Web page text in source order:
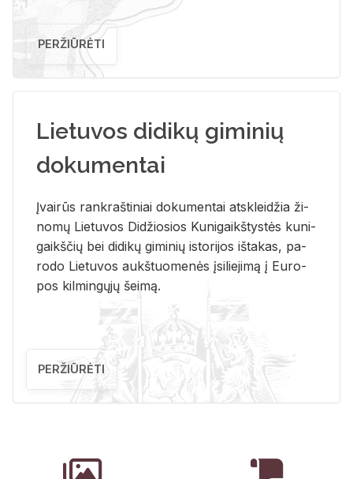
PERŽIŪRĖTI
Lietuvos didikų giminių
dokumentai
Įvai­rūs rank­raš­ti­niai do­ku­men­tai at­sklei­džia ži­
no­mų Lie­tu­vos Di­džio­sios Ku­ni­gaikš­tys­tės ku­ni­
gaikš­čių bei di­di­kų gi­mi­nių is­to­ri­jos iš­ta­kas, pa­
ro­do Lie­tu­vos aukš­tuo­me­nės įsi­lie­ji­mą į Eu­ro­
pos kil­min­gų­jų šei­mą.
PERŽIŪRĖTI